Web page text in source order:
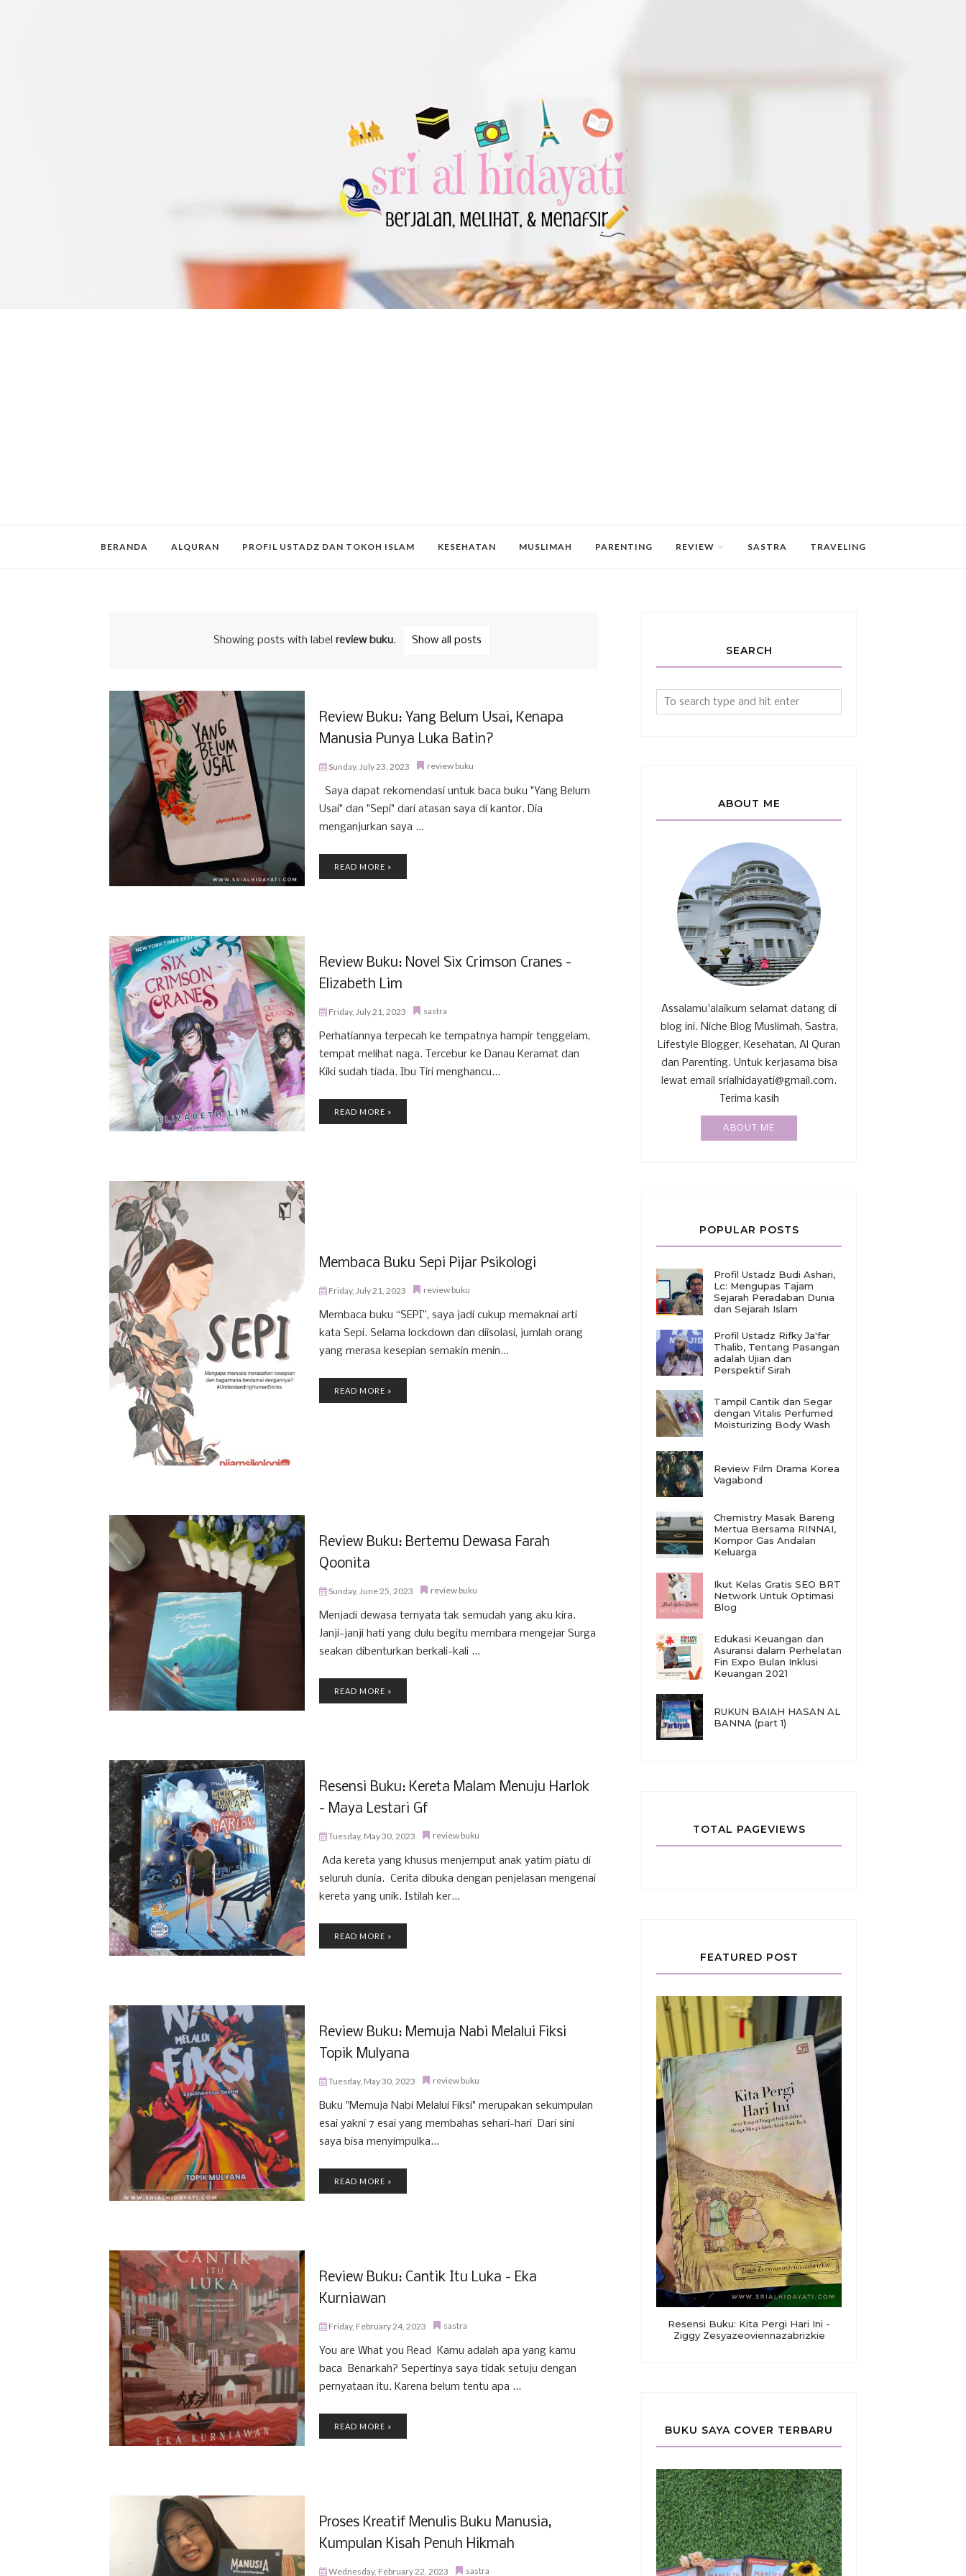
BERANDA ALQURAN PROFIL USTADZ DAN TOKOH ISLAM KESEHATAN MUSLIMAH PARENTING REVIEW SASTRA TRAVELING
Showing posts with label review buku. Show all posts
Review Buku: Yang Belum Usai, Kenapa
Manusia Punya Luka Batin?
Sunday, July 23, 2023 review buku
Saya dapat rekomendasi untuk baca buku "Yang Belum
Usai" dan "Sepi" dari atasan saya di kantor. Dia
menganjurkan saya ...
READ MORE »
Review Buku: Novel Six Crimson Cranes -
Elizabeth Lim
Friday, July 21, 2023 sastra
Perhatiannya terpecah ke tempatnya hampir tenggelam,
tempat melihat naga. Tercebur ke Danau Keramat dan
Kiki sudah tiada. Ibu Tiri menghancu...
READ MORE »
Membaca Buku Sepi Pijar Psikologi
Friday, July 21, 2023 review buku
Membaca buku “SEPI”, saya jadi cukup memaknai arti
kata Sepi. Selama lockdown dan diisolasi, jumlah orang
yang merasa kesepian semakin menin...
READ MORE »
Review Buku: Bertemu Dewasa Farah
Qoonita
Sunday, June 25, 2023 review buku
Menjadi dewasa ternyata tak semudah yang aku kira.
Janji-janji hati yang dulu begitu membara mengejar Surga
seakan dibenturkan berkali-kali ...
READ MORE »
Resensi Buku: Kereta Malam Menuju Harlok
- Maya Lestari Gf
Tuesday, May 30, 2023 review buku
Ada kereta yang khusus menjemput anak yatim piatu di
seluruh dunia. Cerita dibuka dengan penjelasan mengenai
kereta yang unik. Istilah ker...
READ MORE »
Review Buku: Memuja Nabi Melalui Fiksi
Topik Mulyana
Tuesday, May 30, 2023 review buku
Buku "Memuja Nabi Melalui Fiksi" merupakan sekumpulan
esai yakni 7 esai yang membahas sehari-hari Dari sini
saya bisa menyimpulka...
READ MORE »
Review Buku: Cantik Itu Luka - Eka
Kurniawan
Friday, February 24, 2023 sastra
You are What you Read Kamu adalah apa yang kamu
baca Benarkah? Sepertinya saya tidak setuju dengan
pernyataan itu. Karena belum tentu apa ...
READ MORE »
Proses Kreatif Menulis Buku Manusia,
Kumpulan Kisah Penuh Hikmah
Wednesday, February 22, 2023 sastra
SEARCH
ABOUT ME
Assalamu'alaikum selamat datang di
blog ini. Niche Blog Muslimah, Sastra,
Lifestyle Blogger, Kesehatan, Al Quran
dan Parenting. Untuk kerjasama bisa
lewat email srialhidayati@gmail.com.
Terima kasih
ABOUT ME
POPULAR POSTS
Profil Ustadz Budi Ashari,
Lc: Mengupas Tajam
Sejarah Peradaban Dunia
dan Sejarah Islam
Profil Ustadz Rifky Ja'far
Thalib, Tentang Pasangan
adalah Ujian dan
Perspektif Sirah
Tampil Cantik dan Segar
dengan Vitalis Perfumed
Moisturizing Body Wash
Review Film Drama Korea
Vagabond
Chemistry Masak Bareng
Mertua Bersama RINNAI,
Kompor Gas Andalan
Keluarga
Ikut Kelas Gratis SEO BRT
Network Untuk Optimasi
Blog
Edukasi Keuangan dan
Asuransi dalam Perhelatan
Fin Expo Bulan Inklusi
Keuangan 2021
RUKUN BAIAH HASAN AL
BANNA (part 1)
TOTAL PAGEVIEWS
FEATURED POST
Resensi Buku: Kita Pergi Hari Ini -
Ziggy Zesyazeoviennazabrizkie
BUKU SAYA COVER TERBARU